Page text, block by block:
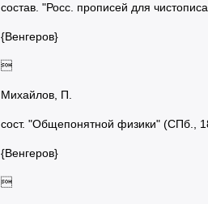
состав. "Росс. прописей для
{Венгеров}

Михайлов, П.
сост. "Общепонятной физики" (СПб.,
{Венгеров}
